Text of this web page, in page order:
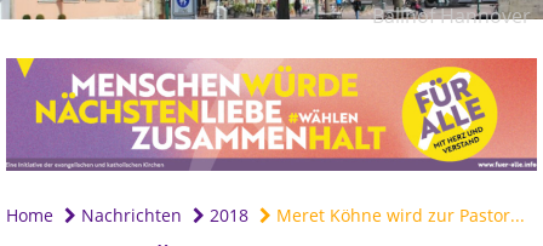
Ballhof Hannover
Home Nachrichten 2018 Meret Köhne wird zur Pastor...